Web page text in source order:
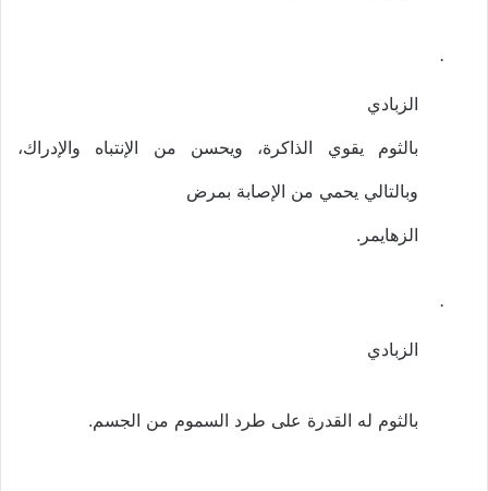
·
الزبادي
بالثوم يقوي الذاكرة، ويحسن من الإنتباه والإدراك،
وبالتالي يحمي من الإصابة بمرض
الزهايمر.
·
الزبادي
بالثوم له القدرة على طرد السموم من الجسم.